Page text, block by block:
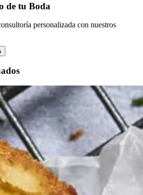
de tu Boda
personalizada con nuestros